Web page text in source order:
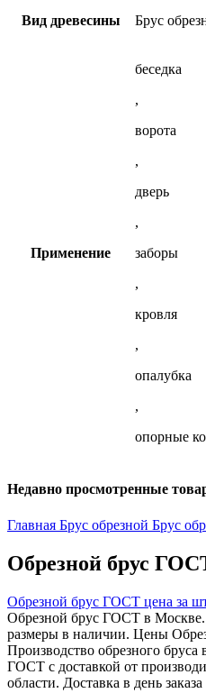
Вид древесины Брус
Применение
беседка
,
ворота
,
дверь
,
заборы
,
кровля
,
опалубка
,
опорные
Недавно просмотренные
Главная Брус обрезной Брус
Обрезной брус
Обрезной брус ГОСТ цена за
Обрезной брус ГОСТ в
размеры в наличии. Цены
Производство обрезного
ГОСТ с доставкой от
области. Доставка в день